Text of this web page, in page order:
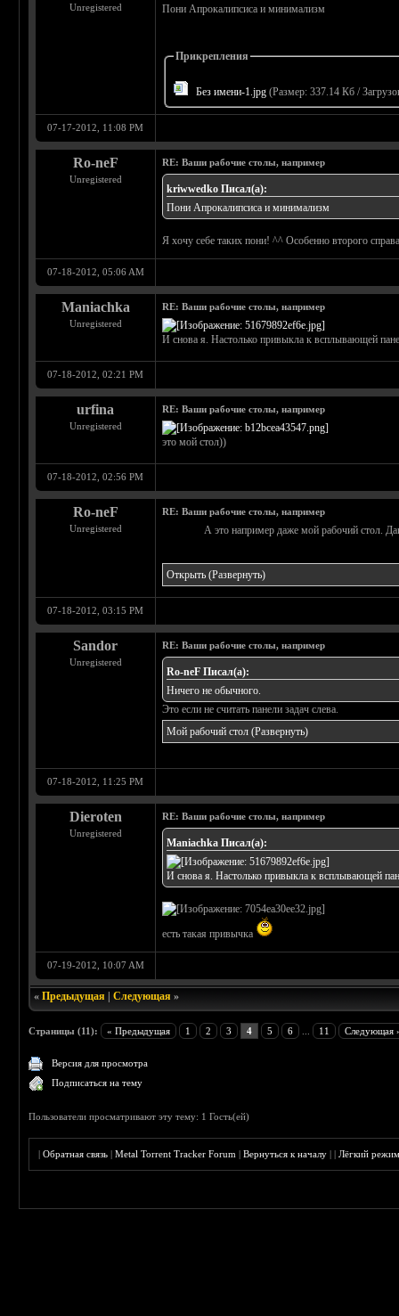
Unregistered Пони Апрокалипсиса и минимализм
Прикрепления
Без имени-1.jpg (Размер: 337.14 Кб /
07-17-2012, 11:08 PM
Ro-neF
Unregistered
RE: Ваши рабочие столы, например
kriwwedko Писал(а):
Пони Апрокалипсиса и минимализм
Я хочу себе таких пони! ^^ Особенно второго
07-18-2012, 05:06 AM
Maniachka
Unregistered
RE: Ваши рабочие столы, например
И снова я. Настолько привыкла к всплывающей
07-18-2012, 02:21 PM
urfina
Unregistered
RE: Ваши рабочие столы, например
это мой стол))
07-18-2012, 02:56 PM
Ro-neF
Unregistered
RE: Ваши рабочие столы, например
А это например даже мой рабочий стол.
Открыть(Развернуть)
07-18-2012, 03:15 PM
Sandor
Unregistered
RE: Ваши рабочие столы, например
Ro-neF Писал(а):
Ничего не обычного.
Это если не считать панели задач слева.
Мой рабочий стол(Развернуть)
07-18-2012, 11:25 PM
Dieroten
Unregistered
RE: Ваши рабочие столы, например
Maniachka Писал(а):
И снова я. Настолько привыкла к всплывающей
есть такая привычка
07-19-2012, 10:07 AM
«Предыдущая |Следующая »
Страницы (11): « Предыдущая 1 2 3 4 5 6 11 Следующая
Версия для просмотра
Подписаться на тему
Пользователи просматривают эту тему: 1 Гость(ей)
|Обратная связь |Metal Torrent Tracker Forum |Вернуться к началу ||Лёгкий